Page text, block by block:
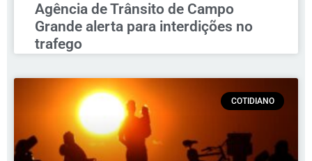
Agência de Trânsito de Campo
Grande alerta para interdições no
trafego
COTIDIANO